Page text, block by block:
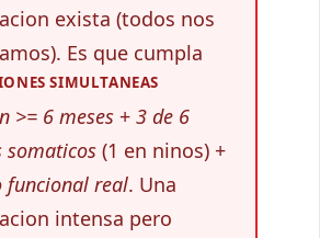
exista (todos nos
Es que cumpla
SIMULTANEAS
>= 6 meses + 3 de 6
somaticos (1 en ninos) +
funcional real. Una
intensa pero